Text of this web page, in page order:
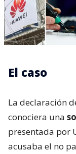
El caso
La declaración
conociera una
presentada por
acusaba el no